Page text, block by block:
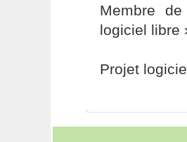
Membre
logiciel libre
Projet